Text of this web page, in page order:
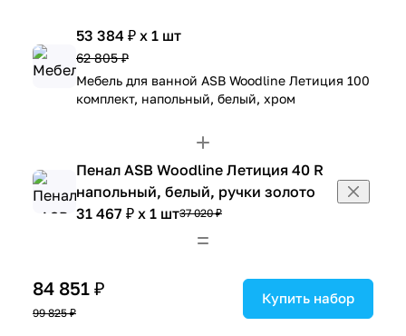
53 384 ₽ x 1 шт
62 805 ₽
Мебель для ванной ASB Woodline Летиция 100
комплект, напольный, белый, хром
Пенал ASB Woodline Летиция 40 R
напольный, белый, ручки золото
31 467 ₽ x 1 шт37 020 ₽
84 851 ₽
99 825 ₽
Купить набор